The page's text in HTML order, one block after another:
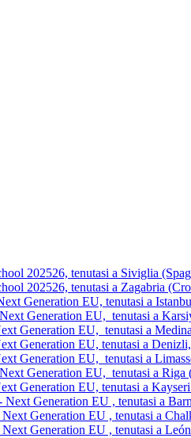
202526, tenutasi a Siviglia
202526, tenutasi a Zagabria
Generation EU, tenutasi a
Generation EU, tenutasi a
Generation EU, tenutasi a
Generation EU, tenutasi a
Generation EU, tenutasi a
Generation EU, tenutasi a Riga
Generation EU, tenutasi a
Next Generation EU , tenutasi a
Generation EU , tenutasi a
Generation EU , tenutasi a